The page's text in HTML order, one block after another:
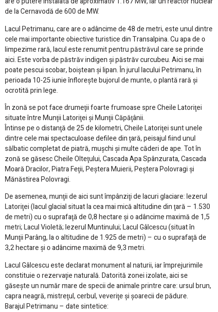
de la Cernavodă de 600 de MW.
Lacul Petrimanu, care are o adâncime de 48 de metri, este unul dintre
cele mai importante obiective turistice din Transalpina. Cu apa de o
limpezime rară, lacul este renumit pentru păstrăvul care se prinde
aici. Este vorba de păstrăv indigen şi păstrăv curcubeu. Aici se mai
poate pescui scobar, boiştean şi lipan. În jurul lacului Petrimanu, în
perioada 10-25 iunie înfloreşte bujorul de munte, o plantă rară şi
ocrotită prin lege.
În zonă se pot face drumeţii foarte frumoase spre Cheile Latoriţei
situate între Munţii Latoriţei şi Munţii Căpăţânii.
Întinse pe o distanţă de 25 de kilometri, Cheile Latoriţei sunt unele
dintre cele mai spectaculoase defilee din ţară, peisajul fiind unul
sălbatic completat de piatră, muşchi şi multe căderi de ape. Tot în
zonă se găsesc Cheile Olteţului, Cascada Apa Spânzurata, Cascada
Moară Dracilor, Piatra Feţii, Peştera Muierii, Peştera Polovragi şi
Mănăstirea Polovragi.
De asemenea, munţii de aici sunt împânziţi de lacuri glaciare: Iezerul
Latoriţei (lacul glacial situat la cea mai mică altitudine din ţară – 1.530
de metri) cu o suprafaţă de 0,8 hectare şi o adâncime maximă de 1,5
metri; Lacul Violetă; Iezerul Muntinului; Lacul Gâlcescu (situat în
Munţii Parâng, la o altitudine de 1.925 de metri) – cu o suprafaţă de
3,2 hectare şi o adâncime maximă de 9,3 metri.
Lacul Gâlcescu este declarat monument al naturii, iar împrejurimile
constituie o rezervaţie naturală. Datorită zonei izolate, aici se
găseşte un număr mare de specii de animale printre care: ursul brun,
capra neagră, mistreţul, cerbul, veveriţe şi şoarecii de pădure.
Barajul Petrimanu – date sintetice: